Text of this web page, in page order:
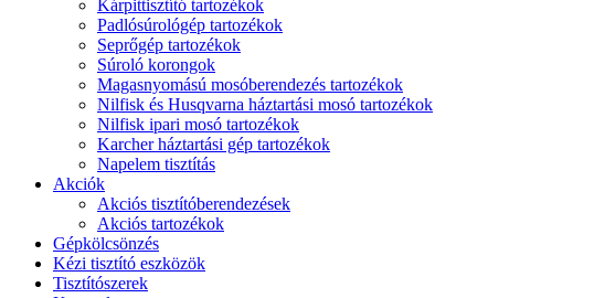
Kárpittisztító tartozékok
Padlósúrológép tartozékok
Seprőgép tartozékok
Súroló korongok
Magasnyomású mosóberendezés tartozékok
Nilfisk és Husqvarna háztartási mosó tartozékok
Nilfisk ipari mosó tartozékok
Karcher háztartási gép tartozékok
Napelem tisztítás
Akciók
Akciós tisztítóberendezések
Akciós tartozékok
Gépkölcsönzés
Kézi tisztító eszközök
Tisztítószerek